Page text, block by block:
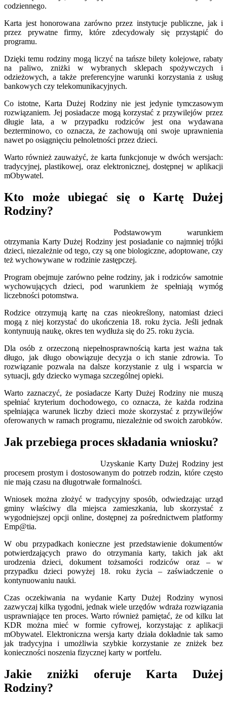
codziennego.
Karta jest honorowana zarówno przez instytucje publiczne, jak i
przez prywatne firmy, które zdecydowały się przystąpić do
programu.
Dzięki temu rodziny mogą liczyć na tańsze bilety kolejowe, rabaty
na paliwo, zniżki w wybranych sklepach spożywczych i
odzieżowych, a także preferencyjne warunki korzystania z usług
bankowych czy telekomunikacyjnych.
Co istotne, Karta Dużej Rodziny nie jest jedynie tymczasowym
rozwiązaniem. Jej posiadacze mogą korzystać z przywilejów przez
długie lata, a w przypadku rodziców jest ona wydawana
bezterminowo, co oznacza, że zachowują oni swoje uprawnienia
nawet po osiągnięciu pełnoletności przez dzieci.
Warto również zauważyć, że karta funkcjonuje w dwóch wersjach:
tradycyjnej, plastikowej, oraz elektronicznej, dostępnej w aplikacji
mObywatel.
Kto może ubiegać się o Kartę Dużej
Rodziny?
Podstawowym warunkiem
otrzymania Karty Dużej Rodziny jest posiadanie co najmniej trójki
dzieci, niezależnie od tego, czy są one biologiczne, adoptowane, czy
też wychowywane w rodzinie zastępczej.
Program obejmuje zarówno pełne rodziny, jak i rodziców samotnie
wychowujących dzieci, pod warunkiem że spełniają wymóg
liczebności potomstwa.
Rodzice otrzymują kartę na czas nieokreślony, natomiast dzieci
mogą z niej korzystać do ukończenia 18. roku życia. Jeśli jednak
kontynuują naukę, okres ten wydłuża się do 25. roku życia.
Dla osób z orzeczoną niepełnosprawnością karta jest ważna tak
długo, jak długo obowiązuje decyzja o ich stanie zdrowia. To
rozwiązanie pozwala na dalsze korzystanie z ulg i wsparcia w
sytuacji, gdy dziecko wymaga szczególnej opieki.
Warto zaznaczyć, że posiadacze Karty Dużej Rodziny nie muszą
spełniać kryterium dochodowego, co oznacza, że każda rodzina
spełniająca warunek liczby dzieci może skorzystać z przywilejów
oferowanych w ramach programu, niezależnie od swoich zarobków.
Jak przebiega proces składania wniosku?
Uzyskanie Karty Dużej Rodziny jest
procesem prostym i dostosowanym do potrzeb rodzin, które często
nie mają czasu na długotrwałe formalności.
Wniosek można złożyć w tradycyjny sposób, odwiedzając urząd
gminy właściwy dla miejsca zamieszkania, lub skorzystać z
wygodniejszej opcji online, dostępnej za pośrednictwem platformy
Emp@tia.
W obu przypadkach konieczne jest przedstawienie dokumentów
potwierdzających prawo do otrzymania karty, takich jak akt
urodzenia dzieci, dokument tożsamości rodziców oraz – w
przypadku dzieci powyżej 18. roku życia – zaświadczenie o
kontynuowaniu nauki.
Czas oczekiwania na wydanie Karty Dużej Rodziny wynosi
zazwyczaj kilka tygodni, jednak wiele urzędów wdraża rozwiązania
usprawniające ten proces. Warto również pamiętać, że od kilku lat
KDR można mieć w formie cyfrowej, korzystając z aplikacji
mObywatel. Elektroniczna wersja karty działa dokładnie tak samo
jak tradycyjna i umożliwia szybkie korzystanie ze zniżek bez
konieczności noszenia fizycznej karty w portfelu.
Jakie zniżki oferuje Karta Dużej
Rodziny?